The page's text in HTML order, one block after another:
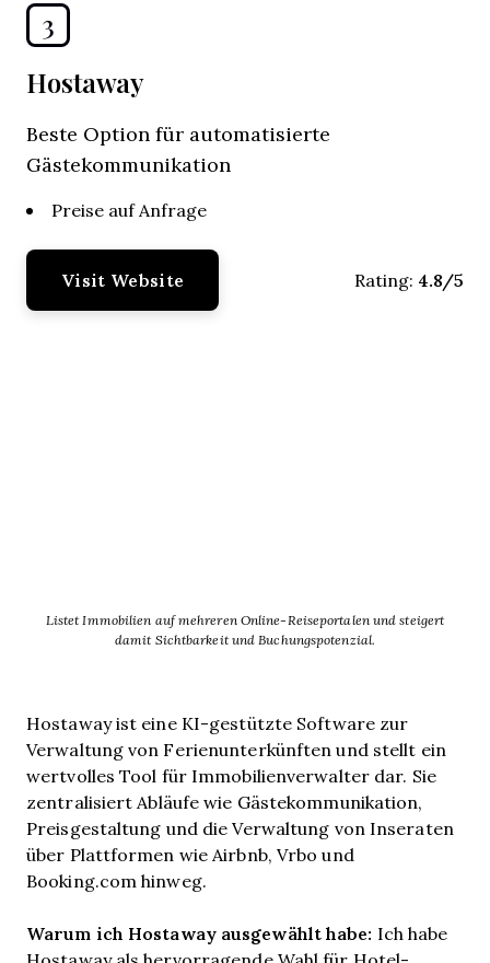
3
Hostaway
Beste Option für automatisierte
Gästekommunikation
Preise auf Anfrage
Visit Website Rating: 4.8/5
Listet Immobilien auf mehreren Online-Reiseportalen und steigert
damit Sichtbarkeit und Buchungspotenzial.
Hostaway ist eine KI-gestützte Software zur
Verwaltung von Ferienunterkünften und stellt ein
wertvolles Tool für Immobilienverwalter dar. Sie
zentralisiert Abläufe wie Gästekommunikation,
Preisgestaltung und die Verwaltung von Inseraten
über Plattformen wie Airbnb, Vrbo und
Booking.com hinweg.
Warum ich Hostaway ausgewählt habe: Ich habe